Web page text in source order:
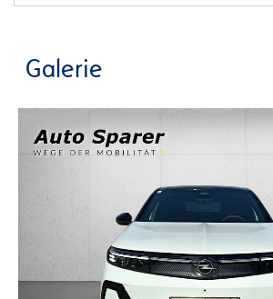
Galerie